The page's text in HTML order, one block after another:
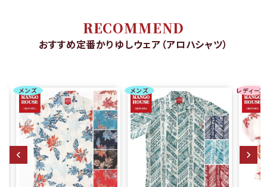
RECOMMEND
おすすめ定番かりゆしウェア（アロハシャツ）
メンズ メンズ レディース